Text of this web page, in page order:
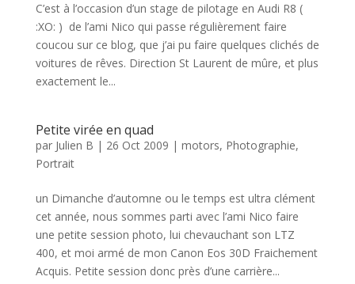
C’est à l’occasion d’un stage de pilotage en Audi R8 (
:XO: ) de l’ami Nico qui passe régulièrement faire
coucou sur ce blog, que j’ai pu faire quelques clichés de
voitures de rêves. Direction St Laurent de mûre, et plus
exactement le...
Petite virée en quad
par Julien B | 26 Oct 2009 | motors, Photographie,
Portrait
un Dimanche d’automne ou le temps est ultra clément
cet année, nous sommes parti avec l’ami Nico faire
une petite session photo, lui chevauchant son LTZ
400, et moi armé de mon Canon Eos 30D Fraichement
Acquis. Petite session donc près d’une carrière...